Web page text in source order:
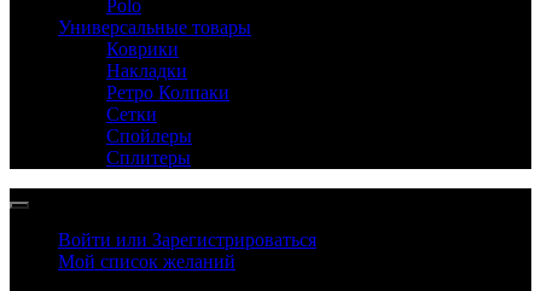
Polo
Универсальные товары
Коврики
Накладки
Ретро Колпаки
Сетки
Спойлеры
Сплитеры
Войти или Зарегистрироваться
Мой список желаний